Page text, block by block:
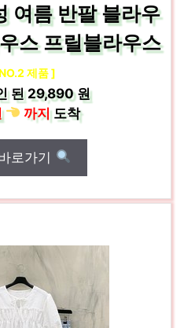
여름 반팔 블라우
스 프릴블라우스
제품 ]
된29,890 원
까지도착
로가기